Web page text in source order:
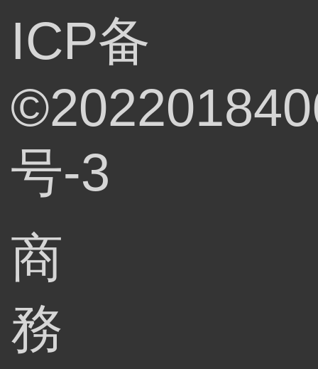
ICP备
号-3
商
務